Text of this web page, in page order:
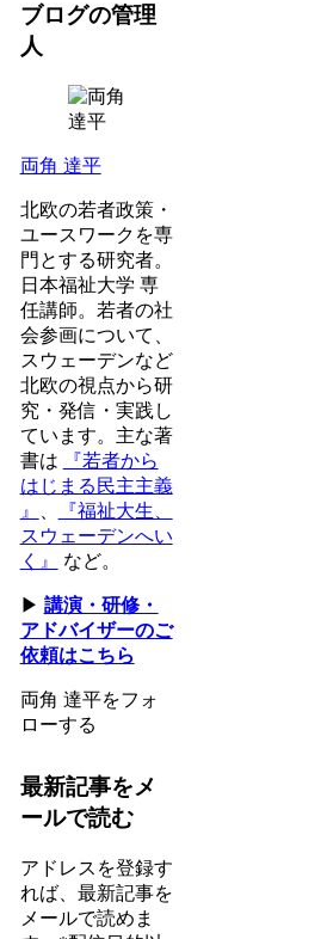
ブログの管理
人
両角 達平
北欧の若者政策・
ユースワークを専
門とする研究者。
日本福祉大学 専
任講師。若者の社
会参画について、
スウェーデンなど
北欧の視点から研
究・発信・実践し
ています。主な著
書は
『若者から
はじまる民主主義
』
『福祉大生、
スウェーデンへい
く』
など。
▶ 講演・研修・
アドバイザーのご
依頼はこちら
両角 達平をフォ
ローする
最新記事をメ
ールで読む
アドレスを登録す
れば、最新記事を
メールで読めま